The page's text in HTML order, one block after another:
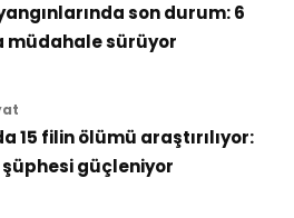
son durum: 6
müdahale sürüyor
15 filin ölümü araştırılıyor:
güçleniyor